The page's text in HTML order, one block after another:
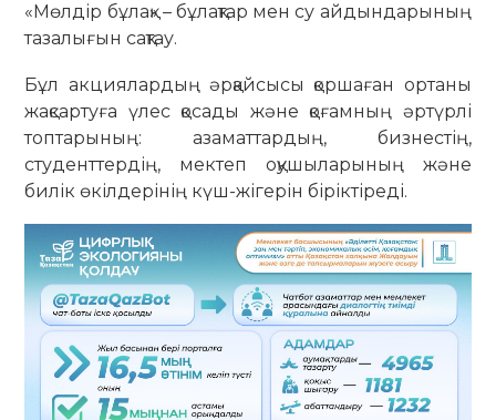
«Мөлдір бұлақ» – бұлақтар мен су айдындарының
тазалығын сақтау.
Бұл акциялардың әрқайсысы қоршаған ортаны
жақсартуға үлес қосады және қоғамның әртүрлі
топтарының: азаматтардың, бизнестің,
студенттердің, мектеп оқушыларының және
билік өкілдерінің күш-жігерін біріктіреді.